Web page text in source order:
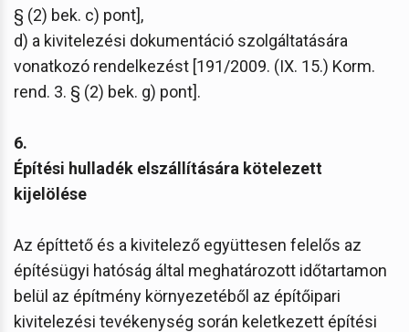
§ (2) bek. c) pont],
d) a kivitelezési dokumentáció szolgáltatására
vonatkozó rendelkezést [191/2009. (IX. 15.) Korm.
rend. 3. § (2) bek. g) pont].
6.
Építési hulladék elszállítására kötelezett
kijelölése
Az építtető és a kivitelező együttesen felelős az
építésügyi hatóság által meghatározott időtartamon
belül az építmény környezetéből az építőipari
kivitelezési tevékenység során keletkezett építési